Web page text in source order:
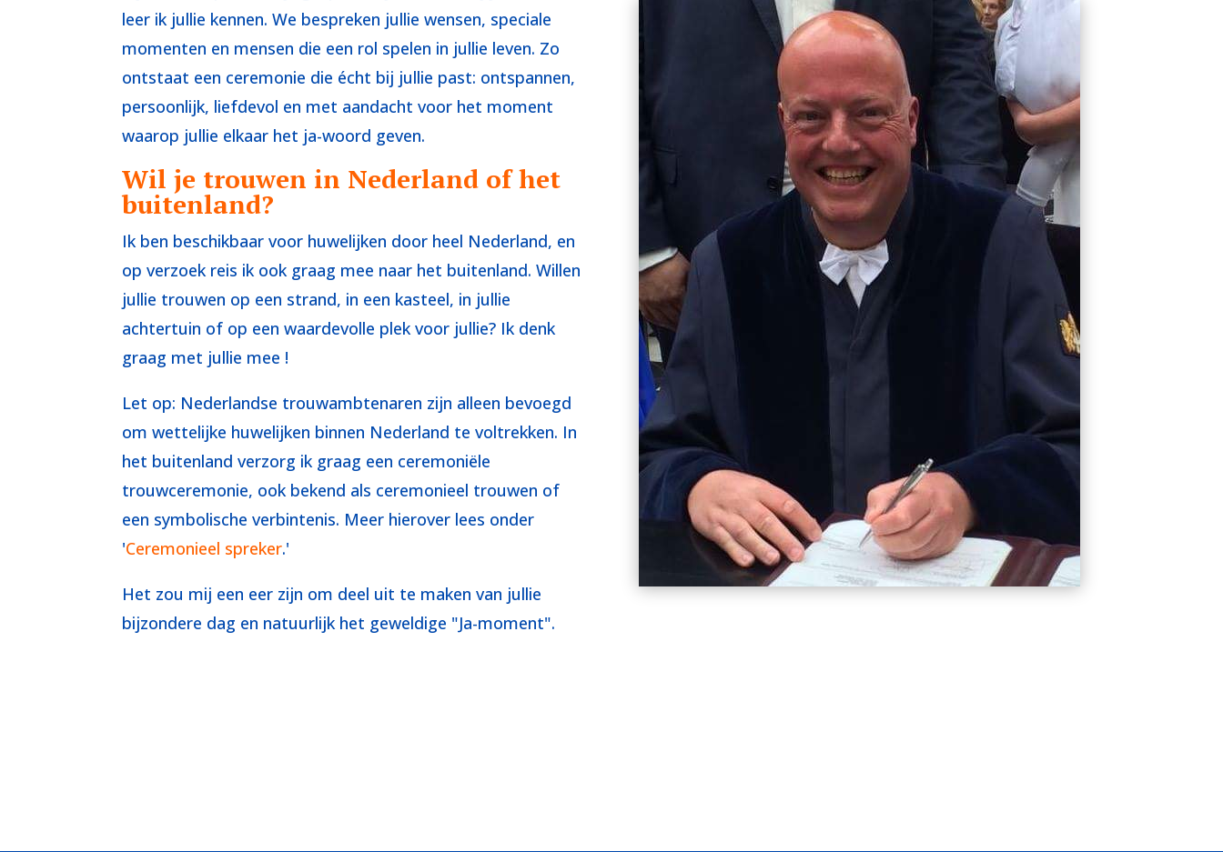
leer ik jullie kennen. We bespreken jullie wensen, speciale
momenten en mensen die een rol spelen in jullie leven. Zo
ontstaat een ceremonie die écht bij jullie past: ontspannen,
persoonlijk, liefdevol en met aandacht voor het moment
waarop jullie elkaar het ja-woord geven.
Wil je trouwen in Nederland of het
buitenland?
Ik ben beschikbaar voor huwelijken door heel Nederland, en
op verzoek reis ik ook graag mee naar het buitenland. Willen
jullie trouwen op een strand, in een kasteel, in jullie
achtertuin of op een waardevolle plek voor jullie? Ik denk
graag met jullie mee !
Let op: Nederlandse trouwambtenaren zijn alleen bevoegd
om wettelijke huwelijken binnen Nederland te voltrekken. In
het buitenland verzorg ik graag een ceremoniële
trouwceremonie, ook bekend als ceremonieel trouwen of
een symbolische verbintenis. Meer hierover lees onder
'Ceremonieel spreker.'
Het zou mij een eer zijn om deel uit te maken van jullie
bijzondere dag en natuurlijk het geweldige "Ja-moment".